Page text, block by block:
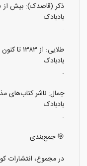
ذکر (قاصدک): بیش از ۳۰ سال فعالیت، ۶۰۰ عنوان، چند مرتبه ناشر برگزیده و شناخته شده برای کودکان پیش‌دبستانی
بادبادک
.
طلایی: از ۱۳۸۳ تا کنون فرهنگ‌نامه‌های علمی متنوع برای نوجوانان منتشر کرده، برخی کتاب‌هایش جایزه کتاب سال دریافت کرده‌اند
بادبادک
.
جمال: ناشر کتاب‌های مذهبی-تربیتی برای کودکان از
بادبادک
.
🎯 جمع‌بندی
در مجموع، انتشارات